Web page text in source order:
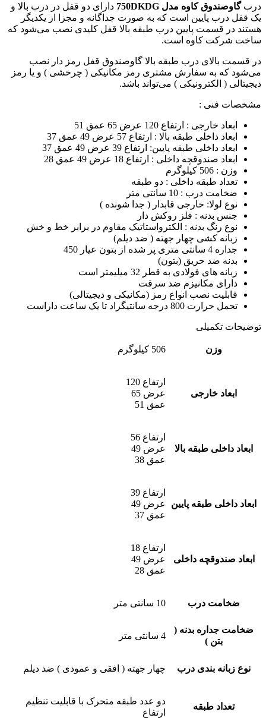
دربگاوصندوق کاوه مدل 750DKDG
دارای دو قفل در درب بالا و
یک قفل درب پایین است که به صورت جداگانه و مجزا از یکدیگر
هستند در قسمت پایین درب طبقه بالا قفل کلیدی نصب می‌شود که
ساخت شرکت کاوه است.
در قسمت بالای درب طبقه بالا گاوصندوق قفل رمز دار نصب
می‌شود که به سفارش مشتری رمز مکانیکی ( چرخشی ) و یا رمز
دیجیتالی ( الکترونیکی ) می‌تواند باشد.
مشخصات فنی :
ابعاد خارجی : ارتفاع 120 عرض 65 عمق 51
ابعاد داخلی طبقه بالا : ارتفاع 57 عرض 49 عمق 37
ابعاد داخلی طبقه پایین: ارتفاع 39 عرض 49 عمق 37
ابعاد صندوقچه داخلی : ارتفاع 18 عرض 49 عمق 28
وزن : 506 کیلوگرم
تعداد طبقه داخلی : دو طبقه
ضخامت درب : 10 سانتی متر
نوع لولا: خارجی قابدار ( جدا شونده )
جنس بدنه : فلز روکش دار
نوع رنگ بدنه : الکترواستاتیک مقاوم در برابر خط و خش
زبانه کشی چهار جهته ( ضد دیلم)
جداره 4 سانتی متری پر شده از بتون عیار 450
بدنه ضد حریق (بتون)
زبانه های فولادی به قطر 32 میلیمتر است
دارای مکانیزم ضد سرقت
قابلیت نصب انواع رمز (مکانیکی و دیجیتالی)
تحمل حرارت 800 درجه سانتیگراد تا یک ساعت داراست
توضیحات تکمیلی
وزن 506 کیلوگرم
ابعاد خارجی
ارتفاع 120
عرض 65
عمق 51
ابعاد داخلی طبقه بالا
ارتفاع 56
عرض 49
عمق 38
ابعاد داخلی طبقه پایین
ارتفاع 39
عرض 49
عمق 37
ابعاد صندوقچه داخلی
ارتفاع 18
عرض 49
عمق 28
ضخامت درب 10 سانتی متر
ضخامت جداره بدنه (
بتن )
4 سانتی متر
نوع زبانه بندی درب چهار جهته ( افقی و عمودی ) ضد دیلم
تعداد طبقه
دو عدد طبقه متحرک با قابلیت تنظیم
ارتفاع